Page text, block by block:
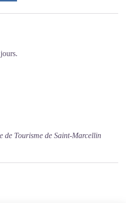
de Tourisme de Saint-Marcellin